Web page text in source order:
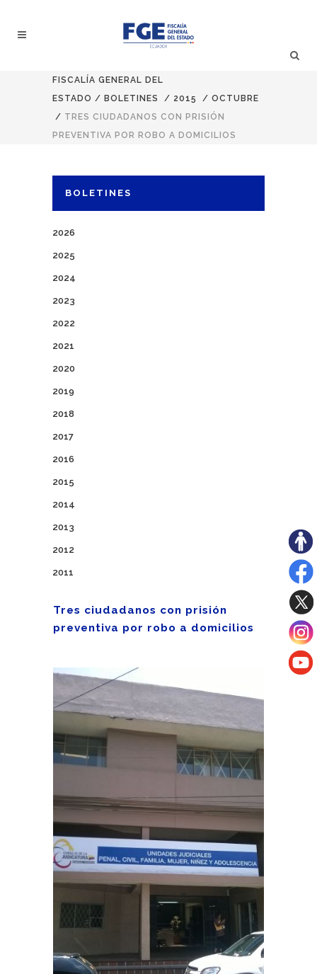
FISCALÍA GENERAL DEL
ESTADO / BOLETINES / 2015 / OCTUBRE
/ TRES CIUDADANOS CON PRISIÓN
PREVENTIVA POR ROBO A DOMICILIOS
BOLETINES
2026
2025
2024
2023
2022
2021
2020
2019
2018
2017
2016
2015
2014
2013
2012
2011
Tres ciudadanos con prisión
preventiva por robo a domicilios